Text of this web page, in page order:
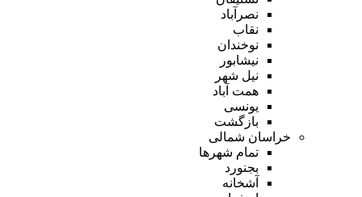
نصرآباد
نقاب
نوخندان
نیشابور
نیل شهر
همت آباد
یونسی
بازگشت
خراسان شمالی
تمام شهر‌ها
بجنورد
آشخانه